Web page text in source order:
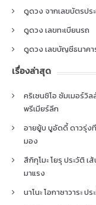
ดูดวง จากเลขบัตรปร
ดูดวง เลขทะเบียนรถ
ดูดวง เลขบัญชีธนาคา
เรื่องล่าสุด
คริเซนซิโอ ซัมเมอร์วิ
พรีเมียร์ลีก
อายยู้บ บูอัดดี้ ดาวรุ่ง
มอง
สึกิกุโมะ โยรุ ประวัติ
มาแรง
นาโนะ โอกาซาวาระ